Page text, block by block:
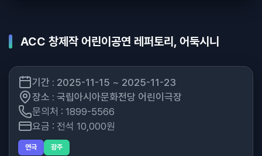
ACC 창제작 어린이공연 레퍼토리, 어둑시니
기간 : 2025-11-15 ~ 2025-11-23
장소 : 국립아시아문화전당 어린이극장
문의처 : 1899-5566
요금 : 전석 10,000원
연극 광주